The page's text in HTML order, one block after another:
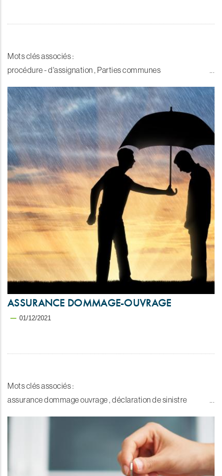
Mots clés associés :
procédure - d'assignation , Parties communes
ASSURANCE DOMMAGE-OUVRAGE
01/12/2021
Mots clés associés :
assurance dommage ouvrage , déclaration de sinistre